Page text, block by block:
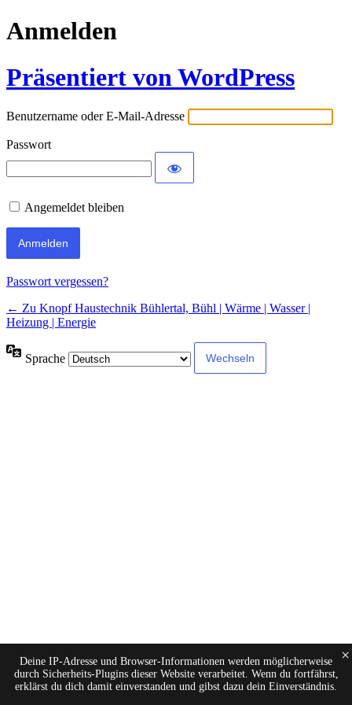
Anmelden
Präsentiert von WordPress
Benutzername oder E-Mail-Adresse
Passwort
Angemeldet bleiben
Passwort vergessen?
← Zu Knopf Haustechnik Bühlertal, Bühl | Wärme | Wasser |
Heizung | Energie
Sprache
Deine IP-Adresse und Browser-Informationen werden möglicherweise
durch Sicherheits-Plugins dieser Website verarbeitet. Wenn du fortfährst,
erklärst du dich damit einverstanden und gibst dazu dein Einverständnis.
×